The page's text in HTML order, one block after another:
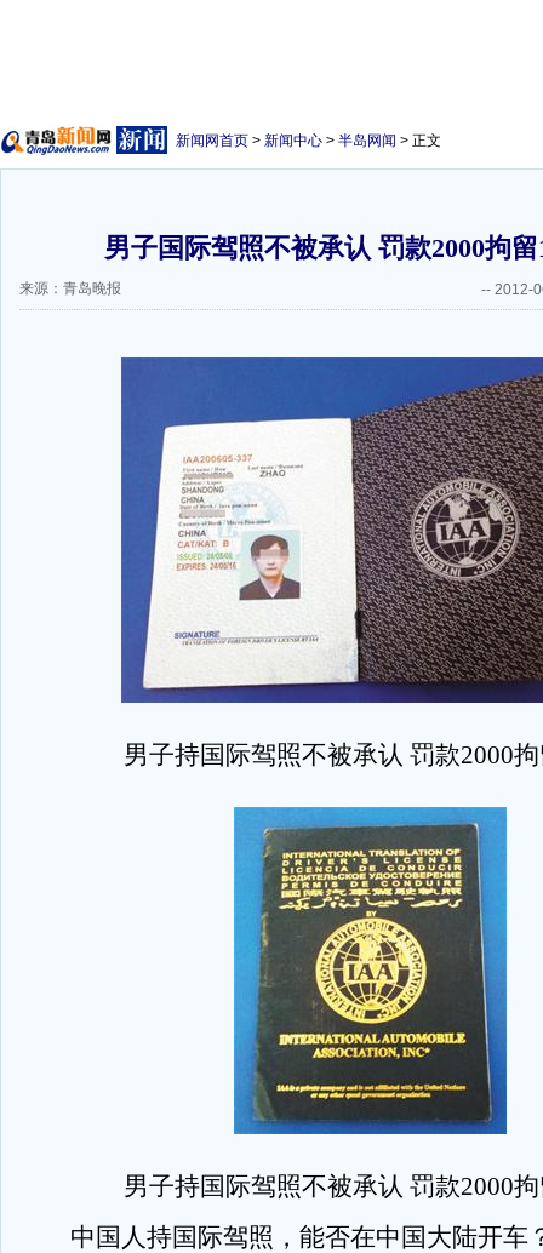
新闻网首页 > 新闻中心 > 半岛网闻 > 正文
男子国际驾照不被承认 罚款2000拘
来源：青岛晚报 -- 2012-
男子持国际驾照不被承认 罚款2000
男子持国际驾照不被承认 罚款2000
中国人持国际驾照，能否在中国大陆开车